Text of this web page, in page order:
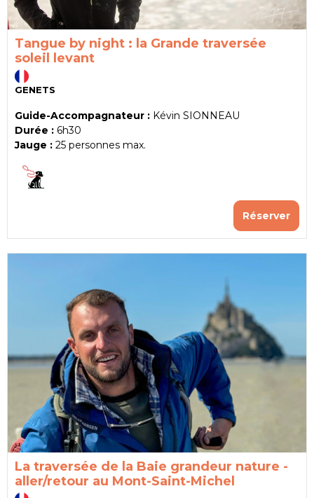
Tangue by night : la Grande traversée
soleil levant
GENETS
Guide-Accompagnateur : Kévin SIONNEAU
Durée : 6h30
Jauge : 25 personnes max.
Réserver
La traversée de la Baie grandeur nature -
aller/retour au Mont-Saint-Michel